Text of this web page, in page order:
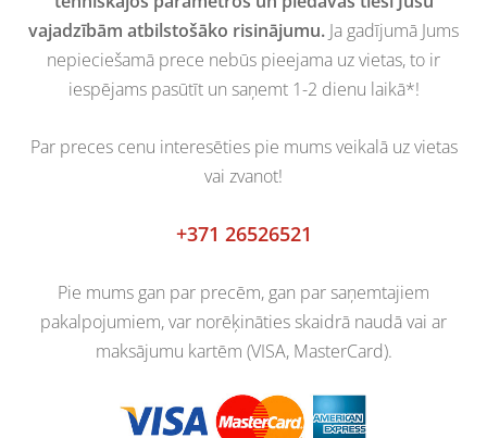
vajadzībām atbilstošāko risinājumu. Ja gadījumā Jums
nepieciešamā prece nebūs pieejama uz vietas, to ir
iespējams pasūtīt un saņemt 1-2 dienu laikā*!
Par preces cenu interesēties pie mums veikalā uz vietas
vai zvanot!
+371 26526521
Pie mums gan par precēm, gan par saņemtajiem
pakalpojumiem, var norēķināties skaidrā naudā vai ar
maksājumu kartēm (VISA, MasterCard).